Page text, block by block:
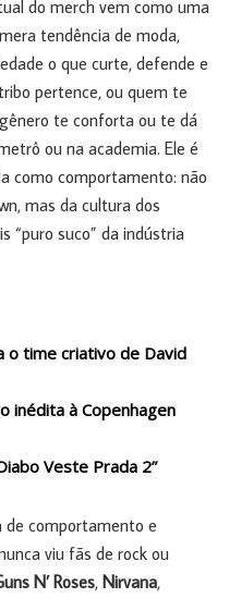
do merch vem como uma
tendência de moda,
o que curte, defende e
pertence, ou quem te
te conforta ou te dá
ou na academia. Ele é
como comportamento: não
mas da cultura dos
“puro suco” da indústria
o time criativo de David
inédita à Copenhagen
Veste Prada 2”
de comportamento e
viu fãs de rock ou
N’ Roses, Nirvana,